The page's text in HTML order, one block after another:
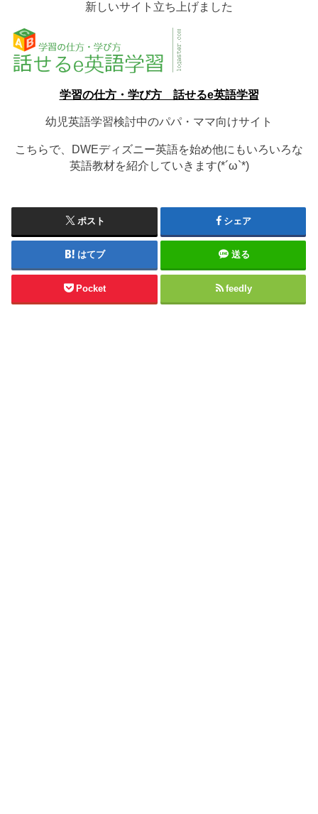
新しいサイト立ち上げました
学習の仕方・学び方 話せるe英語学習
幼児英語学習検討中のパパ・ママ向けサイト
こちらで、DWEディズニー英語を始め他にもいろいろな
英語教材を紹介していきます(*´ω`*)
ポスト シェア
はてブ 送る
Pocket feedly